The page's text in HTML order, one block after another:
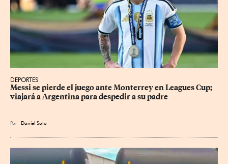
DEPORTES
Messi se pierde el juego ante Monterrey en Leagues Cup;
viajará a Argentina para despedir a su padre
Por Daniel Soto